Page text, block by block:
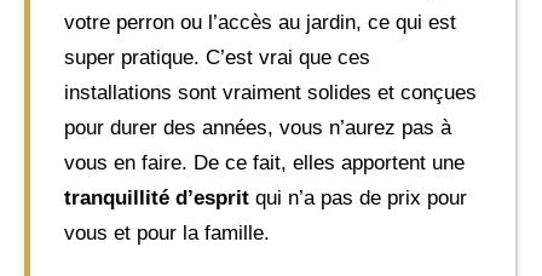
votre perron ou l’accès au jardin, ce qui est
super pratique. C’est vrai que ces
installations sont vraiment solides et conçues
pour durer des années, vous n’aurez pas à
vous en faire. De ce fait, elles apportent une
tranquillité d’esprit qui n’a pas de prix pour
vous et pour la famille.